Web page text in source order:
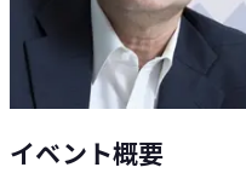
Loglass AI IR
イベント概要